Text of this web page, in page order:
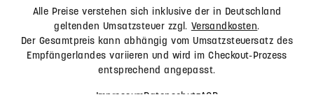
Alle Preise verstehen sich inklusive der in Deutschland
geltenden Umsatzsteuer zzgl. Versandkosten.
Der Gesamtpreis kann abhängig vom Umsatzsteuersatz des